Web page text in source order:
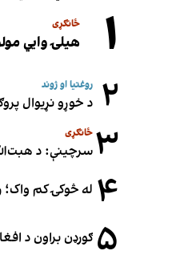
۱ ځانګړی
هیلۍ وایي
۲ روغتیا او ژوند
د خوړو نړیوال
۳ ځانګړی
سرچینې: د
۴ له څوکۍ کم واک؛
۵ ګورډن براون د